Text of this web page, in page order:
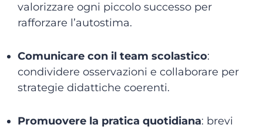
valorizzare ogni piccolo successo per
rafforzare l’autostima.
Comunicare con il team scolastico:
condividere osservazioni e collaborare per
strategie didattiche coerenti.
Promuovere la pratica quotidiana: brevi